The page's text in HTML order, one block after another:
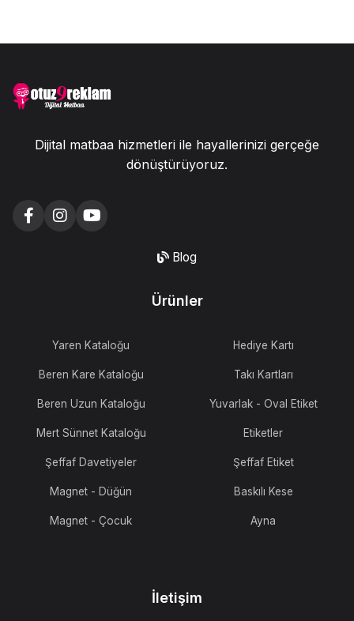
Dijital matbaa hizmetleri ile hayallerinizi gerçeğe
dönüştürüyoruz.
Blog
Ürünler
Yaren Kataloğu
Beren Kare Kataloğu
Beren Uzun Kataloğu
Mert Sünnet Kataloğu
Şeffaf Davetiyeler
Magnet - Düğün
Magnet - Çocuk
Hediye Kartı
Takı Kartları
Yuvarlak - Oval Etiket
Etiketler
Şeffaf Etiket
Baskılı Kese
Ayna
İletişim